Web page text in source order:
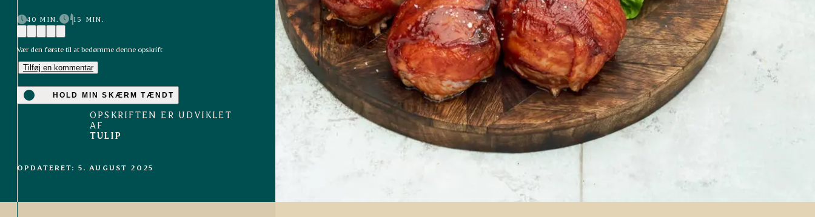
40 MIN. 15 MIN.
Vær den første til at bedømme denne opskrift
Tilføj en kommentar
HOLD MIN SKÆRM TÆNDT
OPSKRIFTEN ER UDVIKLET
AF
TULIP
OPDATERET: 5. AUGUST 2025